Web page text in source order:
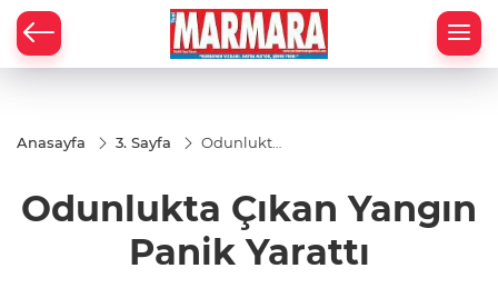
Anasayfa 3. Sayfa
Odunlukta
Panik
Yarattı
Odunlukta Çıkan Yangın
Panik Yarattı